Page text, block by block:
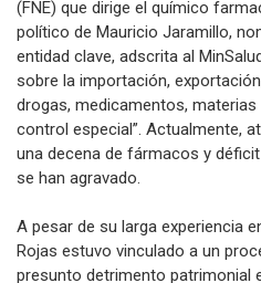
(FNE) que dirige el químico
político de Mauricio Jaramillo,
entidad clave, adscrita al
sobre la importación,
drogas, medicamentos,
control especial”. Actualmente,
una decena de fármacos y
se han agravado.
A pesar de su larga experiencia
Rojas estuvo vinculado a un
presunto detrimento patrimonial